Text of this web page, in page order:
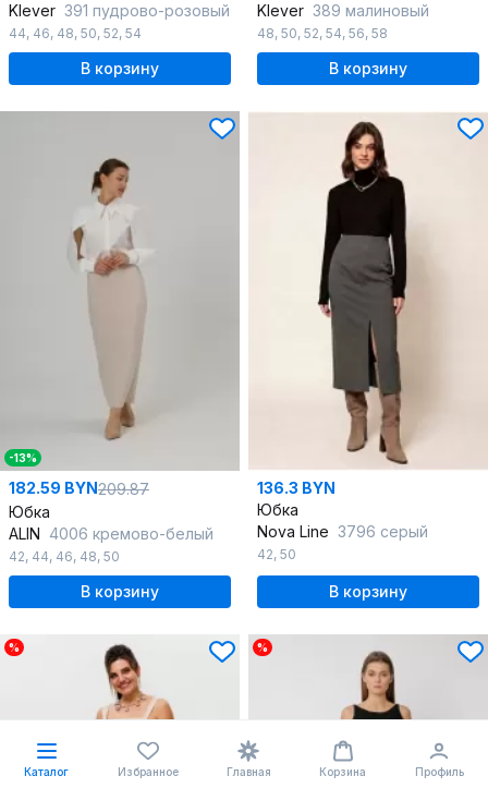
Klever 391 пудрово-розовый
44, 46, 48, 50, 52, 54
В корзину
Klever 389 малиновый
48, 50, 52, 54, 56, 58
В корзину
-13%
182.59 BYN209.87
Юбка
ALIN 4006 кремово-белый
42, 44, 46, 48, 50
В корзину
136.3 BYN
Юбка
Nova Line 3796 серый
42, 50
В корзину
% %
Каталог Избранное Главная Корзина Профиль